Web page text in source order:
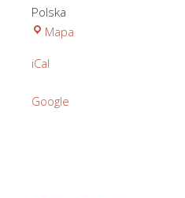
Polska
Mapa
iCal
Google